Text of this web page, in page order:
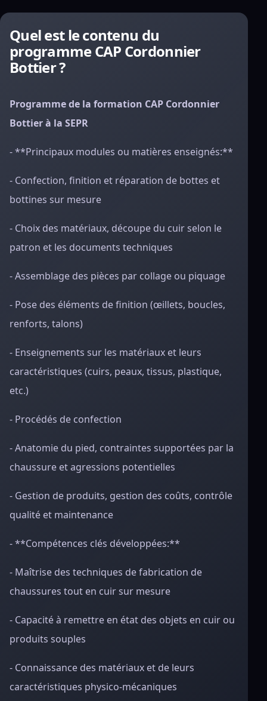
Quel est le contenu du
programme CAP Cordonnier
Bottier ?
Programme de la formation CAP Cordonnier
Bottier à la SEPR
- **Principaux modules ou matières enseignés:**
- Confection, finition et réparation de bottes et
bottines sur mesure
- Choix des matériaux, découpe du cuir selon le
patron et les documents techniques
- Assemblage des pièces par collage ou piquage
- Pose des éléments de finition (œillets, boucles,
renforts, talons)
- Enseignements sur les matériaux et leurs
caractéristiques (cuirs, peaux, tissus, plastique,
etc.)
- Procédés de confection
- Anatomie du pied, contraintes supportées par la
chaussure et agressions potentielles
- Gestion de produits, gestion des coûts, contrôle
qualité et maintenance
- **Compétences clés développées:**
- Maîtrise des techniques de fabrication de
chaussures tout en cuir sur mesure
- Capacité à remettre en état des objets en cuir ou
produits souples
- Connaissance des matériaux et de leurs
caractéristiques physico-mécaniques